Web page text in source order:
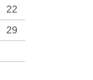
22
29